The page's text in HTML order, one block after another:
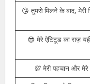
😎 तुम्हारे प्यार में
💥 चाहे मैं प्यार में होऊं,
💖 मैं तुझसे प्यार करता
😘 तुमसे मिलने के बाद, मेरी